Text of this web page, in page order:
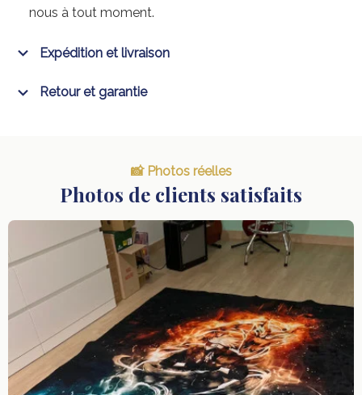
nous à tout moment.
Expédition et livraison
Retour et garantie
📸 Photos réelles
Photos de clients satisfaits